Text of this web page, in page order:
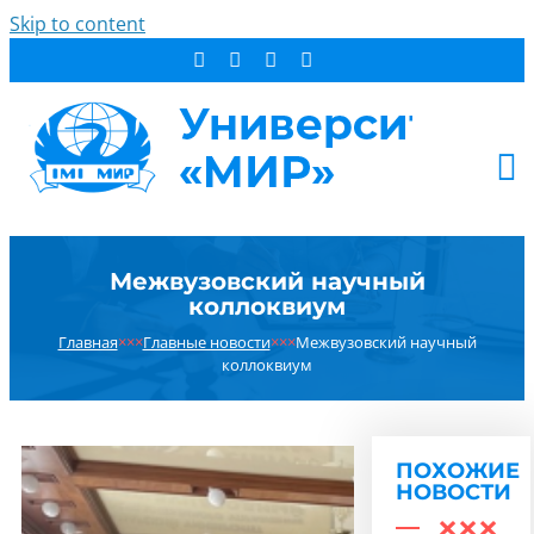
Skip to content
СТУДЕНТУ
НОВОСТИ
РЕЗУЛЬТАТ ПОИСКА:
Межвузовский научный
коллоквиум
Главная×××Главные новости×××Межвузовский научный
коллоквиум
ПОХОЖИЕ
НОВОСТИ